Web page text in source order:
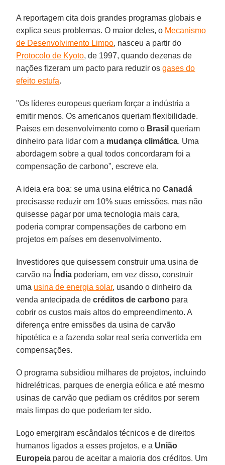
A reportagem cita dois grandes programas globais e
explica seus problemas. O maior deles, o Mecanismo
de Desenvolvimento Limpo, nasceu a partir do
Protocolo de Kyoto, de 1997, quando dezenas de
nações fizeram um pacto para reduzir osgases do
efeito estufa.
"Os líderes europeus queriam forçar a indústria a
emitir menos. Os americanos queriam flexibilidade.
Países em desenvolvimento como o Brasil queriam
dinheiro para lidar com a mudança climática. Uma
abordagem sobre a qual todos concordaram foi a
compensação de carbono", escreve ela.
A ideia era boa: se uma usina elétrica noCanadá
precisasse reduzir em 10% suas emissões, mas não
quisesse pagar por uma tecnologia mais cara,
poderia comprar compensações de carbono em
projetos em países em desenvolvimento.
Investidores que quisessem construir uma usina de
carvão na Índia poderiam, em vez disso, construir
uma usina de energia solar, usando o dinheiro da
venda antecipada decréditos de carbono para
cobrir os custos mais altos do empreendimento. A
diferença entre emissões da usina de carvão
hipotética e a fazenda solar real seria convertida em
compensações.
O programa subsidiou milhares de projetos, incluindo
hidrelétricas, parques de energia eólica e até mesmo
usinas de carvão que pediam os créditos por serem
mais limpas do que poderiam ter sido.
Logo emergiram escândalos técnicos e de direitos
humanos ligados a esses projetos, e a União
Europeia parou de aceitar a maioria dos créditos. Um